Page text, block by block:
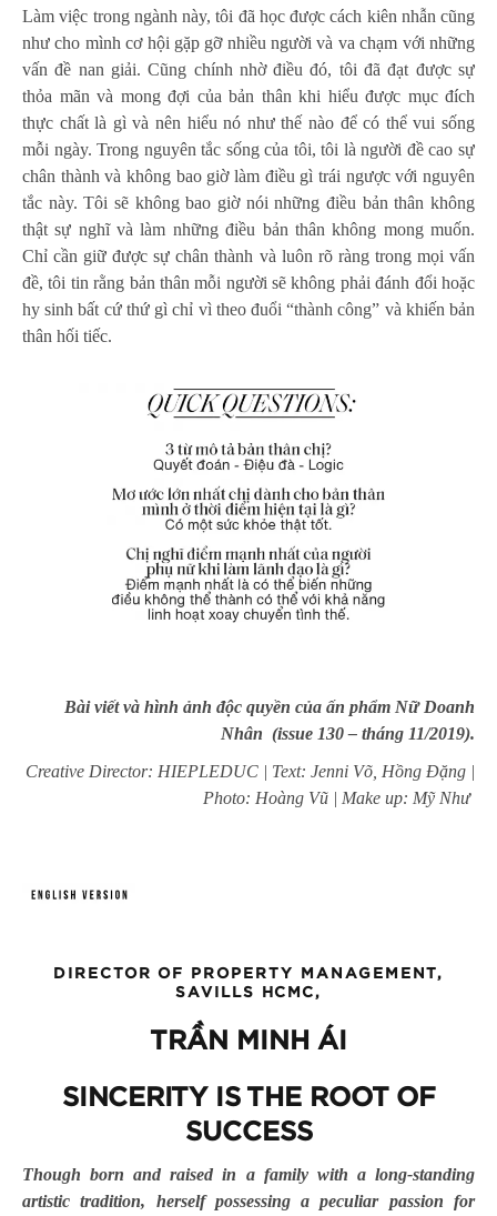
Làm việc trong ngành này, tôi đã học được cách kiên nhẫn cũng
như cho mình cơ hội gặp gỡ nhiều người và va chạm với những
vấn đề nan giải. Cũng chính nhờ điều đó, tôi đã đạt được sự
thỏa mãn và mong đợi của bản thân khi hiểu được mục đích
thực chất là gì và nên hiểu nó như thế nào để có thể vui sống
mỗi ngày. Trong nguyên tắc sống của tôi, tôi là người đề cao sự
chân thành và không bao giờ làm điều gì trái ngược với nguyên
tắc này. Tôi sẽ không bao giờ nói những điều bản thân không
thật sự nghĩ và làm những điều bản thân không mong muốn.
Chỉ cần giữ được sự chân thành và luôn rõ ràng trong mọi vấn
đề, tôi tin rằng bản thân mỗi người sẽ không phải đánh đổi hoặc
hy sinh bất cứ thứ gì chỉ vì theo đuổi “thành công” và khiến bản
thân hối tiếc.
Bài viết và hình ảnh độc quyền của ấn phẩm Nữ Doanh
Nhân (issue 130 – tháng 11/2019).
Creative Director: HIEPLEDUC | Text: Jenni Võ, Hồng Đặng |
Photo: Hoàng Vũ | Make up: Mỹ Như
DIRECTOR OF PROPERTY MANAGEMENT,
SAVILLS HCMC,
TRẦN MINH ÁI
SINCERITY IS THE ROOT OF
SUCCESS
Though born and raised in a family with a long-standing
artistic tradition, herself possessing a peculiar passion for